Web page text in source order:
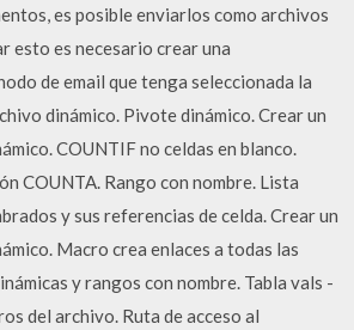
es posible enviarlos como archivos
esto es necesario crear una
de email que tenga seleccionada la
dinámico. Pivote dinámico. Crear un
COUNTIF no celdas en blanco.
COUNTA. Rango con nombre. Lista
y sus referencias de celda. Crear un
Macro crea enlaces a todas las
y rangos con nombre. Tabla vals -
del archivo. Ruta de acceso al